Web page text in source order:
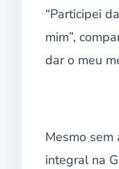
“Participei
mim”,
dar o meu
Mesmo sem
integral na